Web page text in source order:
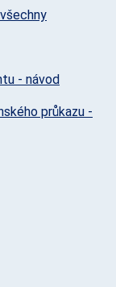
- návod
průkazu -